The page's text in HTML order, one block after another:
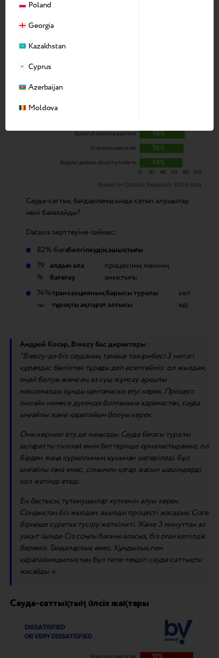
Мөлдірлік қанағаттануды арттырады
Сауда-саттық бағдарламасында сатып алушылар
нені бағалайды?
Dataxis зерттеуіне сәйкес:
82% бағабелгілеудің ашықтығы
79
%
алдын ала
бағалау
процесінің мәнінің
анықтығы
74%
-ы
транзакцияның барысы туралы
тұрақты ақпарат алғысы
кел
еді
Андрей Косар, Breezy бас директоры :
“Breezy-де біз сауданың тамаша тәжірибесі 3 негізгі
құрамдас бөліктен тұрады деп есептейміз: ол жылдам,
оңай болуы және ең аз күш жұмсау арқылы
максималды құнды қамтамасыз етуі керек. Процесс
онлайн немесе дүкенде болғанына қарамастан, сауда
ыңғайлы және қарапайым болуы керек.
Оны көрнекі ету де маңызды. Сауда бағасы туралы
ақпаратты тікелей өнім беттерінде орналастырамыз, ол
бірден жаңа құрылғының құнынан шегеріледі. Бұл
ыңғайлы ғана емес, сонымен қатар жасыл шешімдерді
қол жетімді етеді.
Ең бастысы, тұтынушылар күткенін алуы керек.
Сондықтан біз жылдам, ақылды процесті жасадық.Сізге
бірнеше суретке түсіру жеткілікті. Және3 минуттан аз
уақыт ішінде Сіз соңғы бағаны аласыз, біз оған кепілдік
береміз. Таңқаларлық емес. Құндылық пен
қарапайымдылықтың бұл тепе-теңдігі сауда-саттықты
жасайды ».
Сауда-саттықтың әлсіз жақтары
Poland
Georgia
Kazakhstan
Cyprus
Azerbaijan
Moldova